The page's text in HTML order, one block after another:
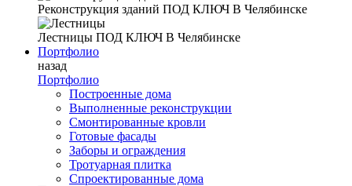
Реконструкция зданий ПОД КЛЮЧ В Челябинске
Лестницы ПОД КЛЮЧ В Челябинске
Портфолио
назад
Портфолио
Построенные дома
Выполненные реконструкции
Смонтированные кровли
Готовые фасады
Заборы и ограждения
Тротуарная плитка
Спроектированные дома